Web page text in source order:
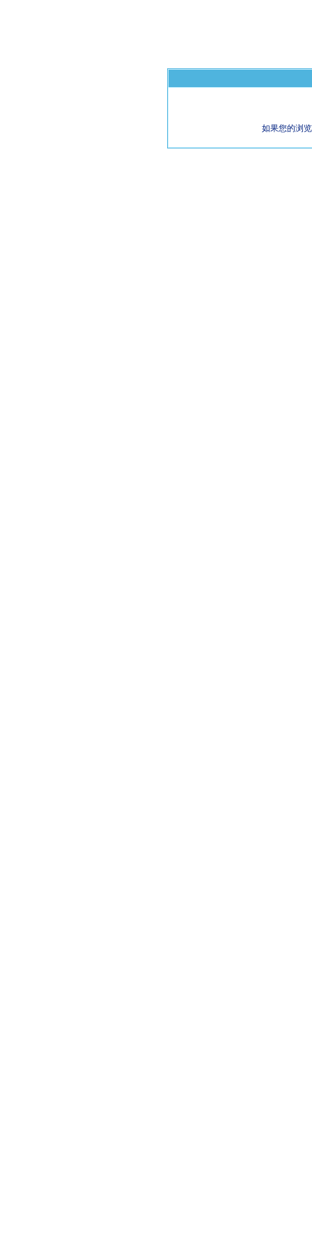
如果您的浏